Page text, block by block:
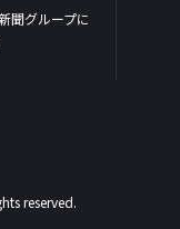
聞グループに
reserved.